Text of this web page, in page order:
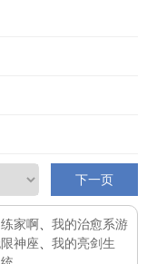
下一页
家啊
我的治愈系游
神座
我的亮剑生